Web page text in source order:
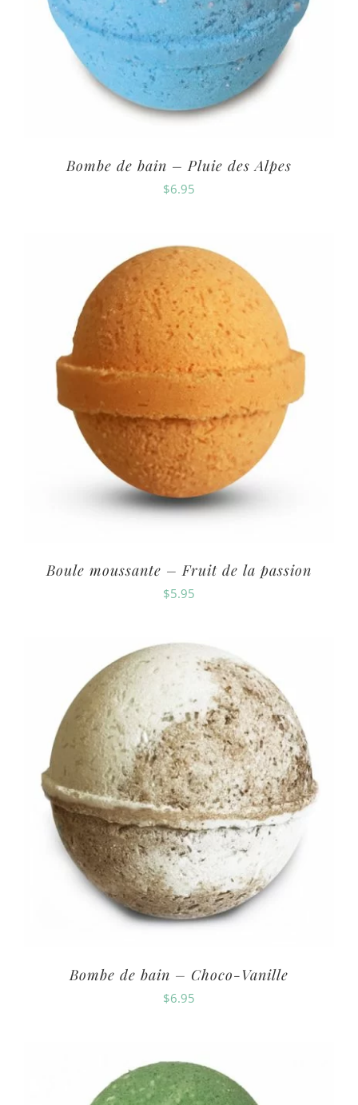
Bombe de bain – Pluie des Alpes
$6.95
Boule moussante – Fruit de la passion
$5.95
Bombe de bain – Choco-Vanille
$6.95